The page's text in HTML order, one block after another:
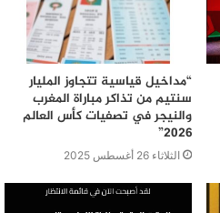
“مداخيل قياسية تتجاوز المليار
سنتيم من تذاكر مباراة المغرب
والنيجر في تصفيات كأس العالم
2026”
الثلاثاء 26 أغسطس 2025